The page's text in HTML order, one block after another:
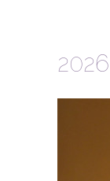
2026